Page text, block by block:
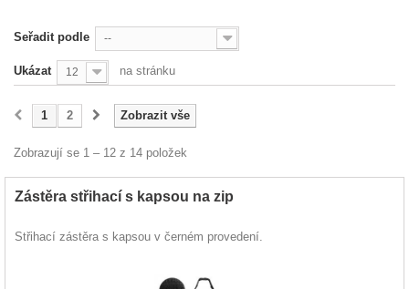
Seřadit podle --
Ukázat 12 na stránku
Zobrazit vše
1 2
Zobrazují se 1 – 12 z 14 položek
Zástěra střihací s kapsou na zip
Střihací zástěra s kapsou v černém provedení.